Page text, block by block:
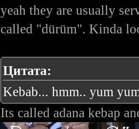
yeah they are usually
called "dürüm". Kinda
Цитата:
Kebab... hmm.. yum
Its called adana kebap